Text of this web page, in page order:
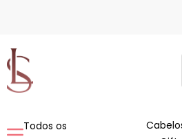
conteúdo
Todos os